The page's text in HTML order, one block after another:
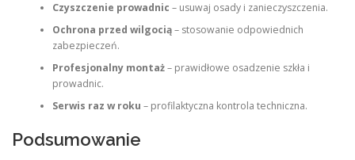
Czyszczenie prowadnic – usuwaj osady i zanieczyszczenia.
Ochrona przed wilgocią– stosowanie odpowiednich
zabezpieczeń.
Profesjonalny montaż– prawidłowe osadzenie szkła i
prowadnic.
Serwis raz w roku – profilaktyczna kontrola techniczna.
Podsumowanie